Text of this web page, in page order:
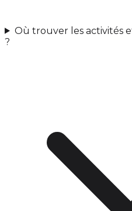
Où trouver les activités
?